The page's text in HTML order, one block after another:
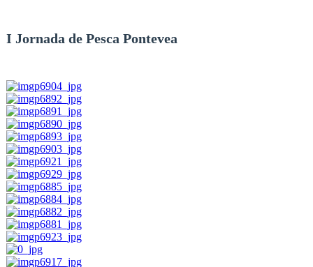
I Jornada de Pesca Pontevea